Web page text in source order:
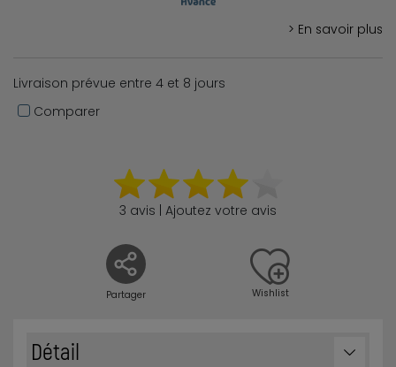
> En savoir plus
Livraison prévue entre 4 et 8 jours
Comparer
Partager
3 avis | Ajoutez votre avis
Wishlist
Détail